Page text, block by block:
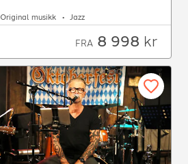
Original musikk Jazz
FRA 8 998 kr